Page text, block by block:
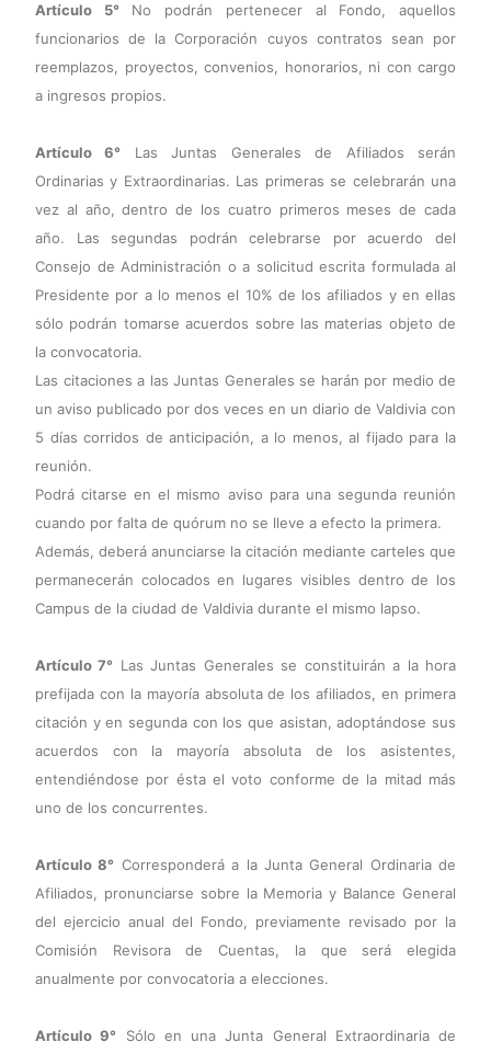
Artículo 5°No podrán pertenecer al Fondo, aquellos
funcionarios de la Corporación cuyos contratos sean por
reemplazos, proyectos, convenios, honorarios, ni con cargo
a ingresos propios.
Artículo 6° Las Juntas Generales de Afiliados serán
Ordinarias y Extraordinarias. Las primeras se celebrarán una
vez al año, dentro de los cuatro primeros meses de cada
año. Las segundas podrán celebrarse por acuerdo del
Consejo de Administración o a solicitud escrita formulada al
Presidente por a lo menos el 10% de los afiliados y en ellas
sólo podrán tomarse acuerdos sobre las materias objeto de
la convocatoria.
Las citaciones a las Juntas Generales se harán por medio de
un aviso publicado por dos veces en un diario de Valdivia con
5 días corridos de anticipación, a lo menos, al fijado para la
reunión.
Podrá citarse en el mismo aviso para una segunda reunión
cuando por falta de quórum no se lleve a efecto la primera.
Además, deberá anunciarse la citación mediante carteles que
permanecerán colocados en lugares visibles dentro de los
Campus de la ciudad de Valdivia durante el mismo lapso.
Artículo 7° Las Juntas Generales se constituirán a la hora
prefijada con la mayoría absoluta de los afiliados, en primera
citación y en segunda con los que asistan, adoptándose sus
acuerdos con la mayoría absoluta de los asistentes,
entendiéndose por ésta el voto conforme de la mitad más
uno de los concurrentes.
Artículo 8° Corresponderá a la Junta General Ordinaria de
Afiliados, pronunciarse sobre la Memoria y Balance General
del ejercicio anual del Fondo, previamente revisado por la
Comisión Revisora de Cuentas, la que será elegida
anualmente por convocatoria a elecciones.
Artículo 9° Sólo en una Junta General Extraordinaria de